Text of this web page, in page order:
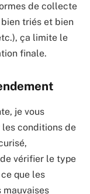
de collecte
triés et bien
ça limite le
finale.
je vous
conditions de
vérifier le type
que les
mauvaises